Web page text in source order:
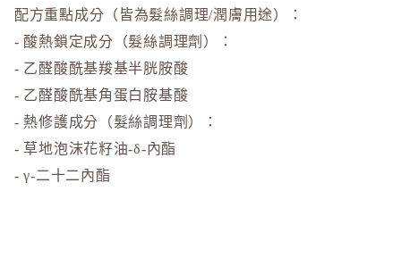
配方重點成分（皆為髮絲調理/潤膚用途）：
- 酸熱鎖定成分（髮絲調理劑）：
- 乙醛酸酰基羧基半胱胺酸
- 乙醛酸酰基角蛋白胺基酸
- 熱修護成分（髮絲調理劑）：
- 草地泡沫花籽油-δ-內酯
- γ-二十二內酯